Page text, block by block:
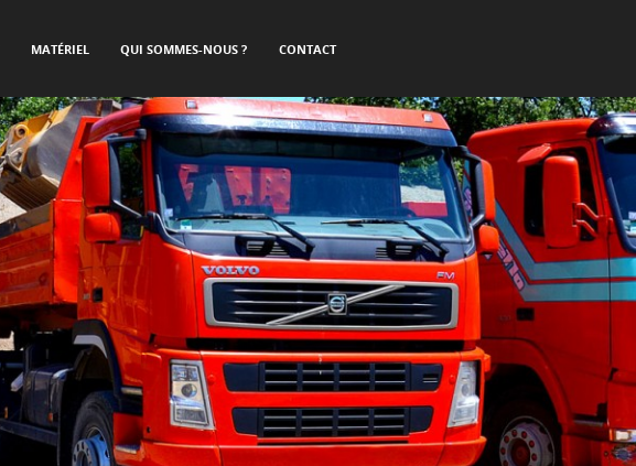
MATÉRIEL QUI SOMMES-NOUS ? CONTACT